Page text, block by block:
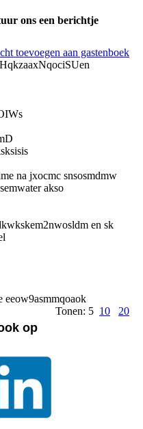
ons een berichtje
toevoegen aan gastenboek
na jxocmc snsosmdmw
akso
en sk
Tonen: 5 10 20
op